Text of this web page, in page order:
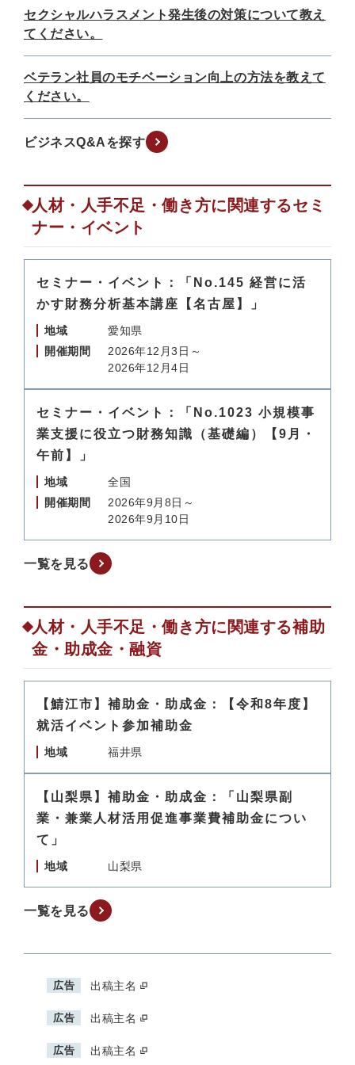
セクシャルハラスメント発生後の対策について教え
てください。
ベテラン社員のモチベーション向上の方法を教えて
ください。
ビジネスQ&Aを探す
人材・人手不足・働き方に関連するセミ
ナー・イベント
セミナー・イベント：「No.145 経営に活
かす財務分析基本講座【名古屋】」
地域
愛知県
開催期間
2026年12月3日～
2026年12月4日
セミナー・イベント：「No.1023 小規模事
業支援に役立つ財務知識（基礎編）【9月・
午前】」
地域
全国
開催期間
2026年9月8日～
2026年9月10日
一覧を見る
人材・人手不足・働き方に関連する補助
金・助成金・融資
【鯖江市】補助金・助成金：【令和8年度】
就活イベント参加補助金
地域 福井県
【山梨県】補助金・助成金：「山梨県副
業・兼業人材活用促進事業費補助金につい
て」
地域 山梨県
一覧を見る
広告 出稿主名
広告 出稿主名
広告 出稿主名